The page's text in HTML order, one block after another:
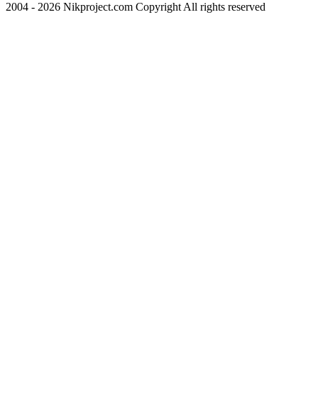
2004 - 2026 Nikproject.com Copyright All rights reserved